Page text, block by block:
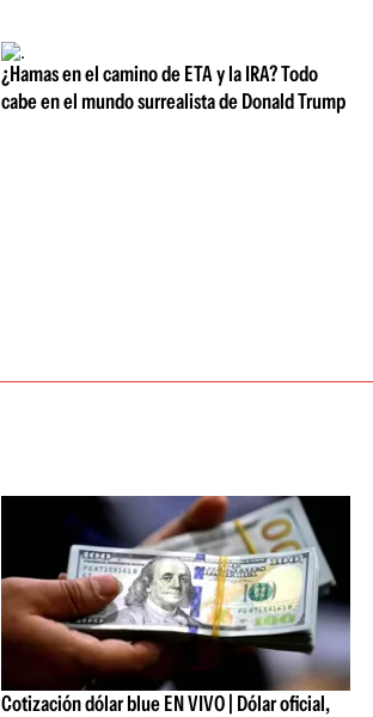
¿Hamas en el camino de ETA y la IRA? Todo
cabe en el mundo surrealista de Donald Trump
Cotización dólar blue EN VIVO | Dólar oficial,